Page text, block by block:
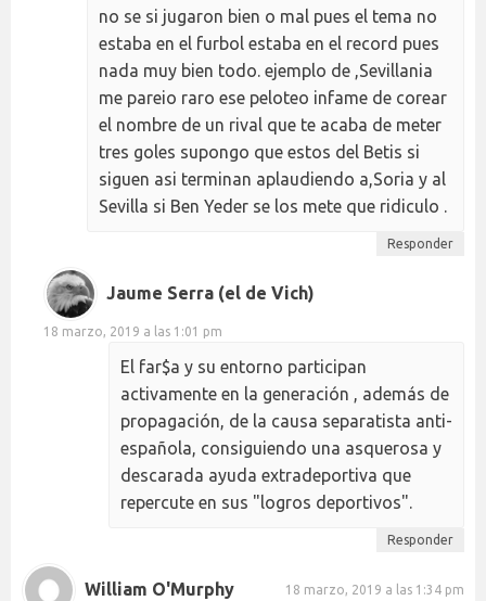
no se si jugaron bien o mal pues el tema no
estaba en el furbol estaba en el record pues
nada muy bien todo. ejemplo de ,Sevillania
me pareio raro ese peloteo infame de corear
el nombre de un rival que te acaba de meter
tres goles supongo que estos del Betis si
siguen asi terminan aplaudiendo a,Soria y al
Sevilla si Ben Yeder se los mete que ridiculo .
Responder
Jaume Serra (el de Vich)
18 marzo, 2019 a las 1:01 pm
El far$a y su entorno participan
activamente en la generación , además de
propagación, de la causa separatista anti-
española, consiguiendo una asquerosa y
descarada ayuda extradeportiva que
repercute en sus "logros deportivos".
Responder
William O'Murphy 18 marzo, 2019 a las 1:34 pm